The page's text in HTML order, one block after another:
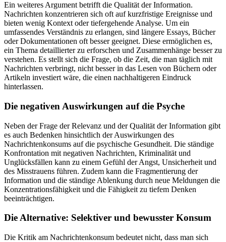
Ein weiteres Argument betrifft die Qualität der Information.
Nachrichten konzentrieren sich oft auf kurzfristige Ereignisse und
bieten wenig Kontext oder tiefergehende Analyse. Um ein
umfassendes Verständnis zu erlangen, sind längere Essays, Bücher
oder Dokumentationen oft besser geeignet. Diese ermöglichen es,
ein Thema detaillierter zu erforschen und Zusammenhänge besser zu
verstehen. Es stellt sich die Frage, ob die Zeit, die man täglich mit
Nachrichten verbringt, nicht besser in das Lesen von Büchern oder
Artikeln investiert wäre, die einen nachhaltigeren Eindruck
hinterlassen.
Die negativen Auswirkungen auf die Psyche
Neben der Frage der Relevanz und der Qualität der Information gibt
es auch Bedenken hinsichtlich der Auswirkungen des
Nachrichtenkonsums auf die psychische Gesundheit. Die ständige
Konfrontation mit negativen Nachrichten, Kriminalität und
Unglücksfällen kann zu einem Gefühl der Angst, Unsicherheit und
des Misstrauens führen. Zudem kann die Fragmentierung der
Information und die ständige Ablenkung durch neue Meldungen die
Konzentrationsfähigkeit und die Fähigkeit zu tiefem Denken
beeinträchtigen.
Die Alternative: Selektiver und bewusster Konsum
Die Kritik am Nachrichtenkonsum bedeutet nicht, dass man sich